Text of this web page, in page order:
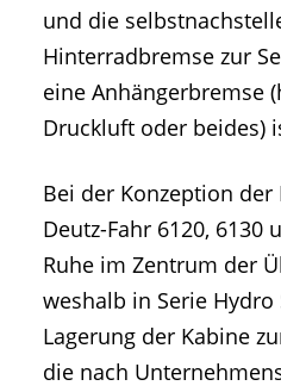
und die
Hinterradbremse zur
eine Anhängerbremse
Druckluft oder beides)
Bei der Konzeption der
Deutz-Fahr 6120, 6130
Ruhe im Zentrum der
weshalb in Serie
Lagerung der Kabine
die nach